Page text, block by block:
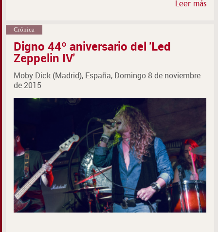
Leer más
Crónica
Digno 44º aniversario del 'Led
Zeppelin IV'
Moby Dick (Madrid), España, Domingo 8 de noviembre
de 2015